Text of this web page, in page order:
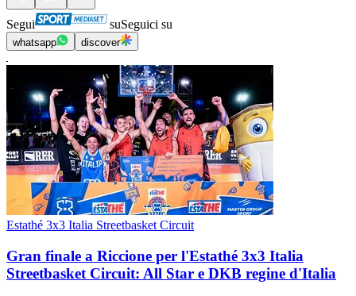
Segui suSeguici su
whatsapp discover
Estathé 3x3 Italia Streetbasket Circuit
Gran finale a Riccione per l'Estathé 3x3 Italia
Streetbasket Circuit: All Star e DKB regine d'Italia